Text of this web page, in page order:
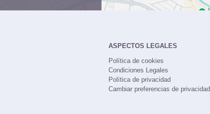
ASPECTOS LEGALES
Política de cookies
Condiciones Legales
Política de privacidad
Cambiar preferencias de privacidad